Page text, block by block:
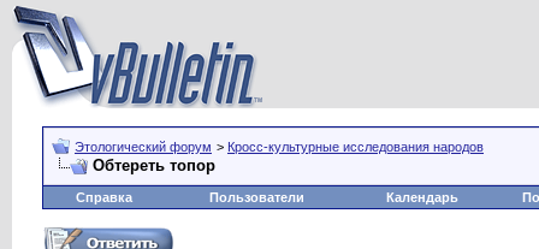
Этологический форум > Кросс-культурные исследования народов
Обтереть топор
Справка Пользователи Календарь